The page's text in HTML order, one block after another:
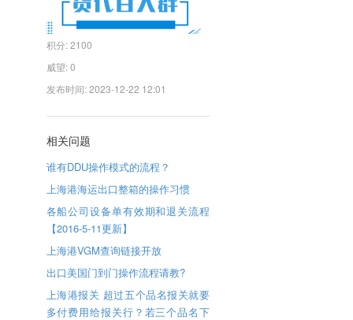
积分:2100
威望:0
发布时间: 2023-12-22 12:01
相关问题
谁有DDU操作模式的流程？
上海港海运出口整箱的操作习惯
各船公司设备单有效期和退关流程
【2016-5-11更新】
上海港VGM查询链接开放
出口美国门到门操作流程请教?
上海港报关 超过五个品名报关就要
多付费用给报关行？若三个品名下